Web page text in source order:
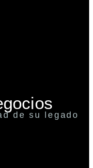
de su legado